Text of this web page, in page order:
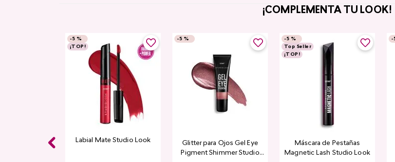
¡COMPLEMENTA TU LOOK!
-5 %
¡TOP!
Labial Mate Studio Look
-5 %
Glitter para Ojos Gel Eye
Pigment Shimmer Studio
-5 %
Top Seller
¡TOP!
Máscara de Pestañas
Magnetic Lash Studio Look
-